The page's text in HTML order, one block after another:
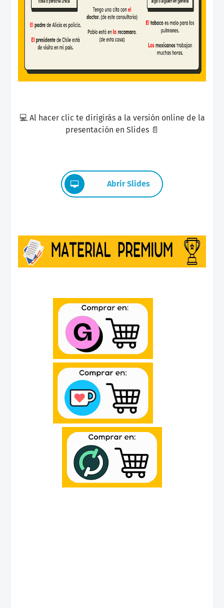
💻 Al hacer clic te dirigirás a la versión online de la
presentación en Slides 📄
Abrir Slides